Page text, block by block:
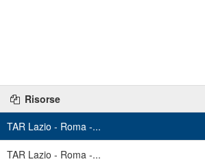
Risorse
TAR Lazio - Roma -...
TAR Lazio - Roma -...